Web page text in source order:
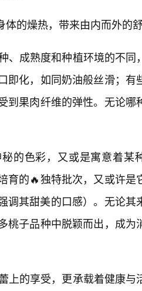
的燥热，带来由内而外的舒
、成熟度和种植环境的不同
即化，如同奶油般丝滑；有
到果肉纤维的弹性。无论哪
的色彩，又或是寓意着某
育的🔥独特批次，又或许是
其甜美的口感）。无论其
桃子品种中脱颖而出，成为
上的享受，更承载着健康与